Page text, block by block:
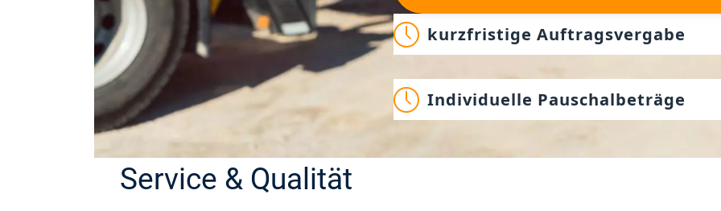
kurzfristige Auftragsvergabe
Individuelle Pauschalbeträge
Service & Qualität